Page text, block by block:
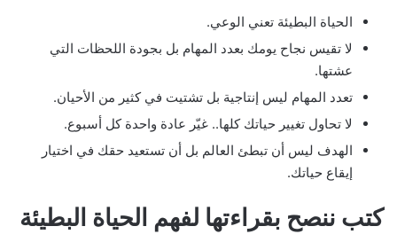
الحياة البطيئة تعني الوعي.
لا تقيس نجاح يومك بعدد المهام بل بجودة اللحظات التي
عشتها.
تعدد المهام ليس إنتاجية بل تشتيت في كثير من الأحيان.
لا تحاول تغيير حياتك كلها.. غيّر عادة واحدة كل أسبوع.
الهدف ليس أن تبطئ العالم بل أن تستعيد حقك في اختيار
إيقاع حياتك.
كتب ننصح بقراءتها لفهم الحياة البطيئة